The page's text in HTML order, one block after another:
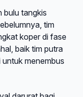
bulu tangkis
tim
koper di fase
baik tim putra
menembus